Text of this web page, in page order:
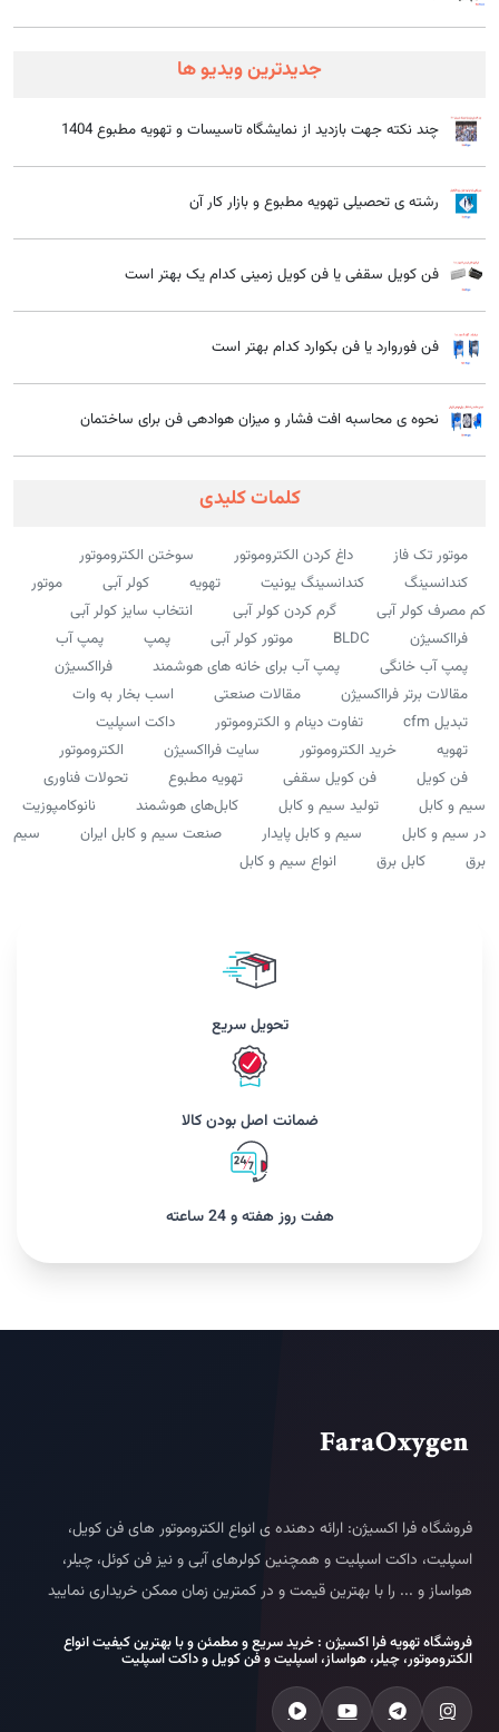
انتخاب نوع فلز برای تولید سیم مفتول به عوامل مختلفی بستگی دارد، از
هر کاربرد، نیازمند سیم مفتولی با خواص خاص است. به
عنوان مثال، برای سیم‌کشی برق، سیم مسی به دلیل هدایت الکتریکی بالا
مناسب است.
محیط کار:شرایط محیطی مانند دما، رطوبت و وجود مواد شیمیایی، در
انتخاب نوع فلز موثر است.
جدیدترین ویدیو ها
چند نکته جهت بازدید از نمایشگاه تاسیسات و تهویه مطبوع 1404
رشته ی تحصیلی تهویه مطبوع و بازار کار آن
فن کویل سقفی یا فن کویل زمینی کدام یک بهتر است
فن فوروارد یا فن بکوارد کدام بهتر است
نحوه ی محاسبه افت فشار و میزان هوادهی فن برای ساختمان
کلمات کلیدی
موتور تک فاز داغ کردن الکتروموتور
سوختن الکتروموتور
کندانسینگ
کندانسینگ یونیت تهویه کولر آبی
موتور
کم مصرف کولر آبی
گرم کردن کولر آبی
انتخاب سایز کولر آبی
فرااکسیژن
BLDC موتور کولر آبی پمپ
پمپ آب
پمپ آب خانگی
پمپ آب برای خانه های هوشمند
فرااکسیژن
مقالات برتر فرااکسیژن
مقالات صنعتی
اسب بخار به وات
تبدیل cfm
تفاوت دینام و الکتروموتور
داکت اسپلیت
تهویه
خرید الکتروموتور سایت فرااکسیژن
الکتروموتور
فن کویل
فن کویل سقفی تهویه مطبوع
تحولات فناوری
سیم و کابل
تولید سیم و کابل کابل‌های هوشمند
نانوکامپوزیت
در سیم و کابل
سیم و کابل پایدار صنعت سیم و کابل ایران
سیم
برق
کابل برق انواع سیم و کابل
تحویل سریع
ضمانت اصل بودن کالا
هفت روز هفته و 24 ساعته
فروشگاه فرا اکسیژن: ارائه دهنده ی انواع الکتروموتور های فن کویل،
اسپلیت، داکت اسپلیت و همچنین کولرهای آبی و نیز فن کوئل، چیلر،
هواساز و ... را با بهترین قیمت و در کمترین زمان ممکن خریداری نمایید
فروشگاه تهویه فرا اکسیژن : خرید سریع و مطمئن و با بهترین کیفیت انواع
الکتروموتور، چیلر، هواساز، اسپلیت و فن کویل و داکت اسپلیت